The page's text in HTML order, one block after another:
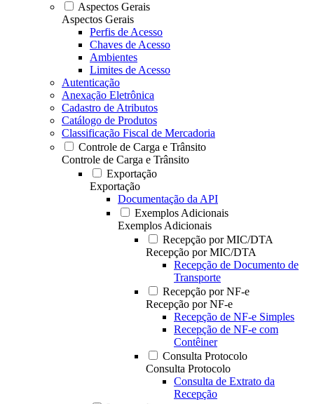
Aspectos Gerais
Aspectos Gerais
Perfis de Acesso
Chaves de Acesso
Ambientes
Limites de Acesso
Autenticação
Anexação Eletrônica
Cadastro de Atributos
Catálogo de Produtos
Classificação Fiscal de Mercadoria
Controle de Carga e Trânsito
Controle de Carga e Trânsito
Exportação
Exportação
Documentação da API
Exemplos Adicionais
Exemplos Adicionais
Recepção por MIC/DTA
Recepção por MIC/DTA
Recepção de Documento de
Transporte
Recepção por NF-e
Recepção por NF-e
Recepção de NF-e Simples
Recepção de NF-e com
Contêiner
Consulta Protocolo
Consulta Protocolo
Consulta de Extrato da
Recepção